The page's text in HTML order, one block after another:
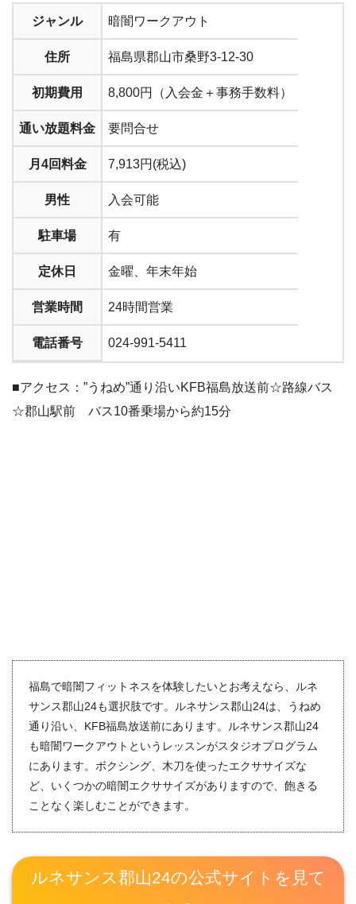
ジャンル 暗闇ワークアウト
住所 福島県郡山市桑野3-12-30
初期費用 8,800円（入会金＋事務手数料）
通い放題料金 要問合せ
月4回料金 7,913円(税込)
男性 入会可能
駐車場 有
定休日 金曜、年末年始
営業時間 24時間営業
電話番号 024-991-5411
■アクセス：”うねめ”通り沿いKFB福島放送前☆路線バス
☆郡山駅前 バス10番乗場から約15分
福島で暗闇フィットネスを体験したいとお考えなら、ルネ
サンス郡山24も選択肢です。ルネサンス郡山24は、うねめ
通り沿い、KFB福島放送前にあります。ルネサンス郡山24
も暗闇ワークアウトというレッスンがスタジオプログラム
にあります。ボクシング、木刀を使ったエクササイズな
ど、いくつかの暗闇エクササイズがありますので、飽きる
ことなく楽しむことができます。
ルネサンス郡山24の公式サイトを見て